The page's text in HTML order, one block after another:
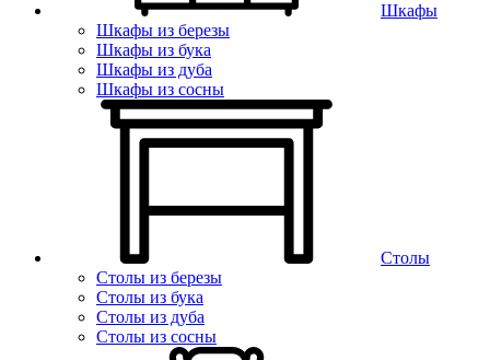
Шкафы
Шкафы из березы
Шкафы из бука
Шкафы из дуба
Шкафы из сосны
Столы
Столы из березы
Столы из бука
Столы из дуба
Столы из сосны